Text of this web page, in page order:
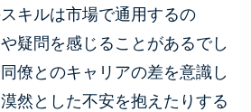
キルは市場で通用するの
疑問を感じることがあるでし
僚とのキャリアの差を意識し
然とした不安を抱えたりする